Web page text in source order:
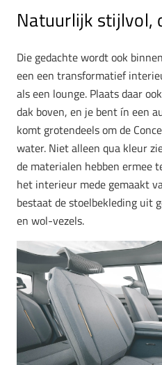
Natuurlijk stijlvol,
Die gedachte wordt ook
een een transformatief
als een lounge. Plaats daar
dak boven, en je bent ín een
komt grotendeels om de
water. Niet alleen qua kleur
de materialen hebben ermee
het interieur mede gemaakt
bestaat de stoelbekleding uit
en wol-vezels.